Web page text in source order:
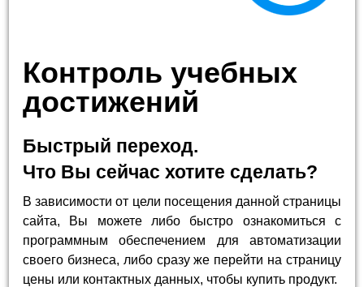
Контроль учебных
достижений
Быстрый переход.
Что Вы сейчас хотите сделать?
В зависимости от цели посещения данной страницы
сайта, Вы можете либо быстро ознакомиться с
программным обеспечением для автоматизации
своего бизнеса, либо сразу же перейти на страницу
цены или контактных данных, чтобы купить продукт.